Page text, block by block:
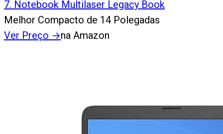
7. Notebook Multilaser Legacy Book
Melhor Compacto de 14 Polegadas
Ver Preço →na Amazon